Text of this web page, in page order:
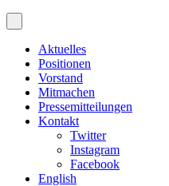
Aktuelles
Positionen
Vorstand
Mitmachen
Pressemitteilungen
Kontakt
Twitter
Instagram
Facebook
English